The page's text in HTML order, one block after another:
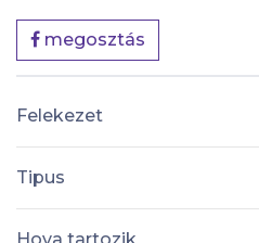
megosztás
Felekezet
Tipus